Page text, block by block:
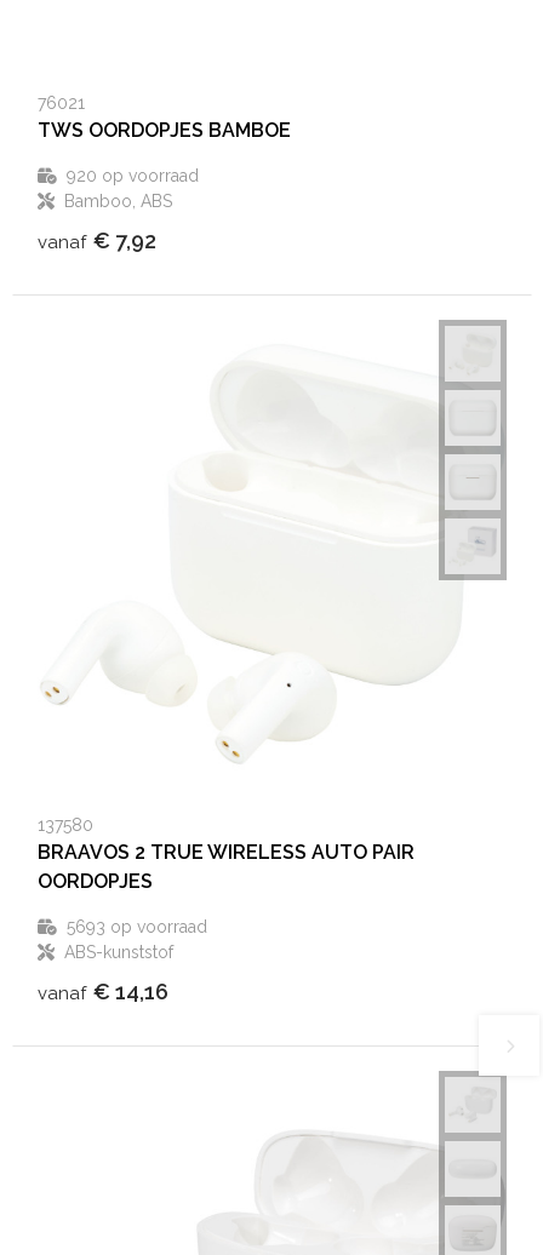
76021
TWS OORDOPJES BAMBOE
920 op voorraad
Bamboo, ABS
vanaf € 7,92
137580
BRAAVOS 2 TRUE WIRELESS AUTO PAIR
OORDOPJES
5693 op voorraad
ABS-kunststof
vanaf € 14,16